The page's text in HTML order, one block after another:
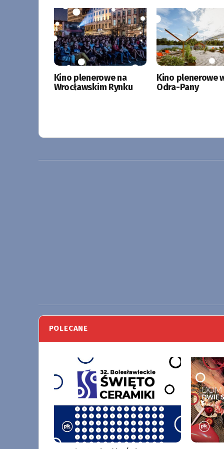
Kino plenerowe na
Wrocławskim Rynku
Kino plenerowe
Odra-Pany
POLECANE